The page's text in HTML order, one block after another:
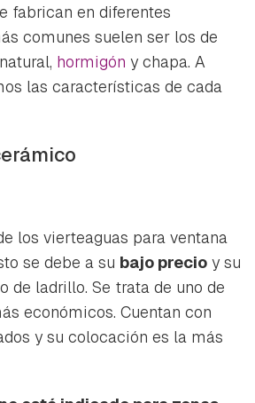
fabrican en diferentes
comunes suelen ser los de
hormigón y chapa. A
las características de cada
los vierteaguas para ventana
se debe a su bajo precio y su
de ladrillo. Se trata de uno de
económicos. Cuentan con
y su colocación es la más